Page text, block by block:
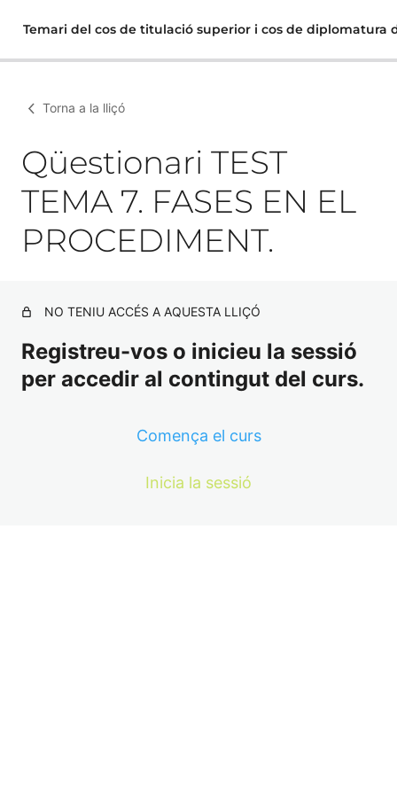
Temari del cos de titulació superior i cos de diplomatura
Torna a la lliçó
Qüestionari TEST
TEMA 7. FASES EN EL
PROCEDIMENT.
NO TENIU ACCÉS A AQUESTA LLIÇÓ
Registreu-vos o inicieu la sessió
per accedir al contingut del curs.
Comença el curs
Inicia la sessió